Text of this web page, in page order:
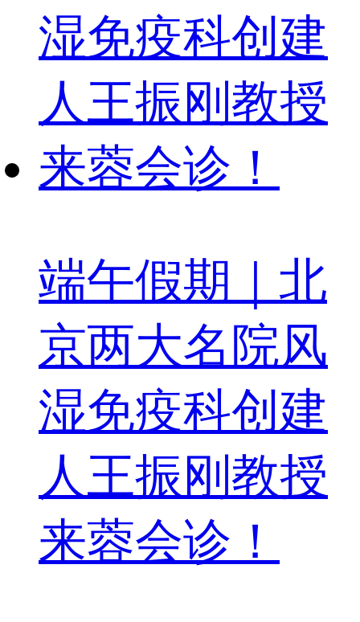
端午假期｜北
京两大名院风
湿免疫科创建
人王振刚教授
来蓉会诊！